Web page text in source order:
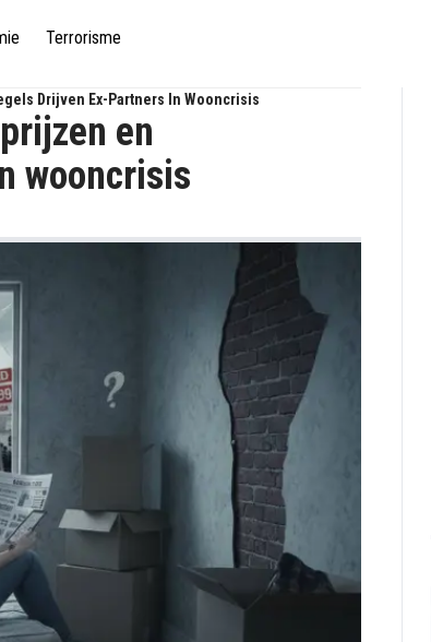
Terrorisme
Drijven Ex-Partners In Wooncrisis
en
wooncrisis